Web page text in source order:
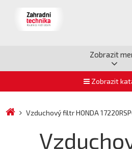
Zobrazit
Zobrazit
Vzduchový filtr HONDA